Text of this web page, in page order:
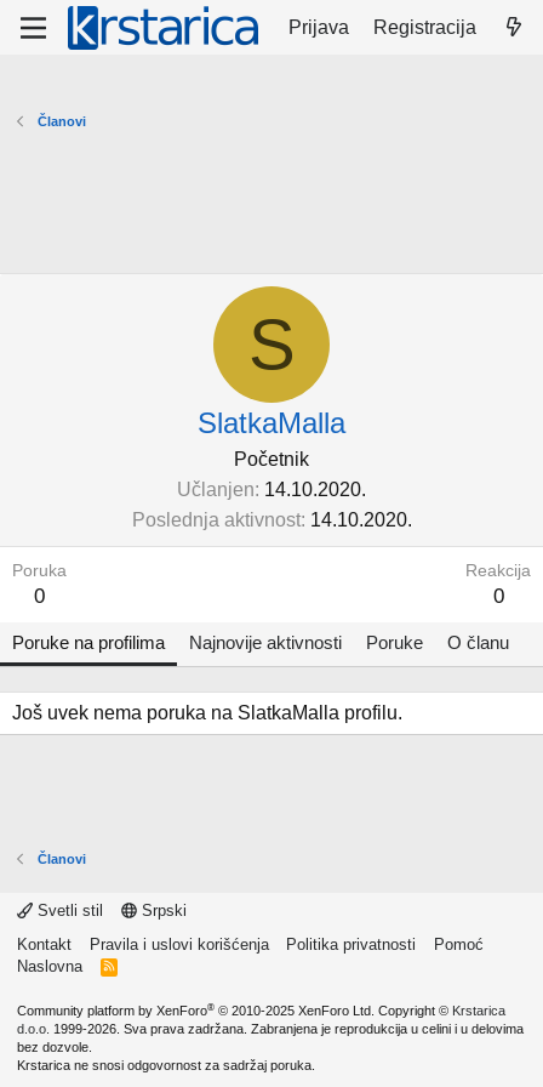
Prijava Registracija
Članovi
S
SlatkaMalla
Početnik
Učlanjen 14.10.2020.
Poslednja aktivnost 14.10.2020.
Poruka
0
Reakcija
0
Poruke na profilima Najnovije aktivnosti Poruke O članu
Još uvek nema poruka na SlatkaMalla profilu.
Članovi
Svetli stil
Srpski
Kontakt
Pravila i uslovi korišćenja Politika privatnosti
Pomoć
Naslovna
R
Community platform by XenForo® © 2010-2025 XenForo Ltd. Copyright © Krstarica
d.o.o. 1999-2026. Sva prava zadržana. Zabranjena je reprodukcija u celini i u delovima
bez dozvole.
Krstarica ne snosi odgovornost za sadržaj poruka.